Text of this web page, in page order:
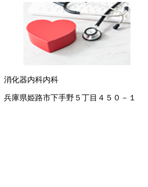
消化器内科内科
兵庫県姫路市下手野５丁目４５０－１